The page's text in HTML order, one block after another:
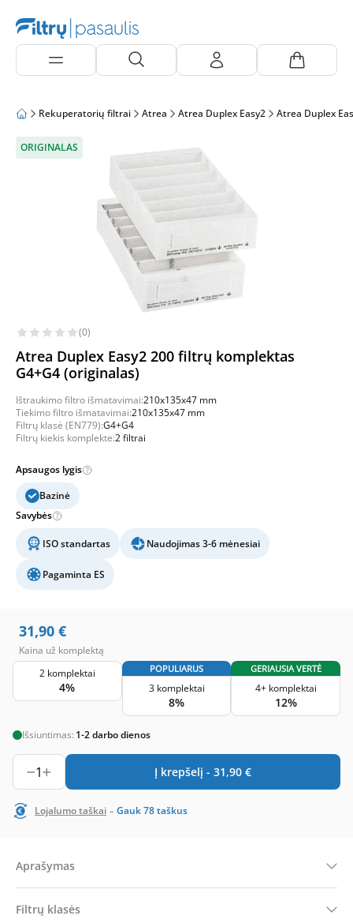
Rekuperatorių filtrai Atrea Atrea Duplex Easy2 Atrea Duplex
ORIGINALAS
(0)
Atrea Duplex Easy2 200 filtrų komplektas
G4+G4 (originalas)
Ištraukimo filtro išmatavimai:210x135x47 mm
Tiekimo filtro išmatavimai:210x135x47 mm
Filtrų klasė (EN779):G4+G4
Filtrų kiekis komplekte:2 filtrai
Apsaugos lygis
Bazinė
Savybės
ISO standartas Naudojimas 3-6 mėnesiai
Pagaminta ES
31,90 €
Kaina už komplektą
2 komplektai
4%
POPULIARUS
3 komplektai
8%
GERIAUSIA VERTĖ
4+ komplektai
12%
Išsiuntimas: 1-2 darbo dienos
1 Į krepšelį - 31,90 €
Lojalumo taškai - Gauk78taškus
Aprašymas
Filtrų klasės